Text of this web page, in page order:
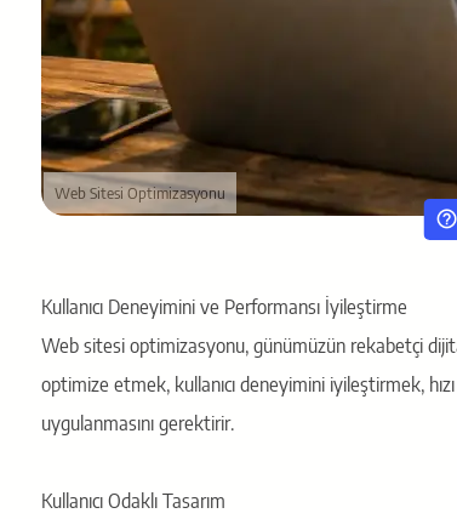
Web Sitesi Optimizasyonu
Kullanıcı Deneyimini ve Performansı İyileştirme
Web sitesi optimizasyonu, günümüzün rekabetçi
optimize etmek, kullanıcı deneyimini iyileştirmek,
uygulanmasını gerektirir.
Kullanıcı Odaklı Tasarım